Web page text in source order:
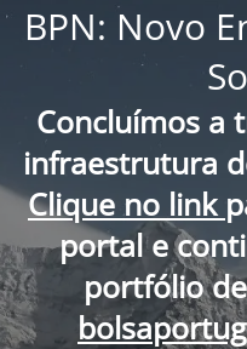
BPN: Novo
Concluímos a
infraestrutura
Clique no link
portal e
portfólio